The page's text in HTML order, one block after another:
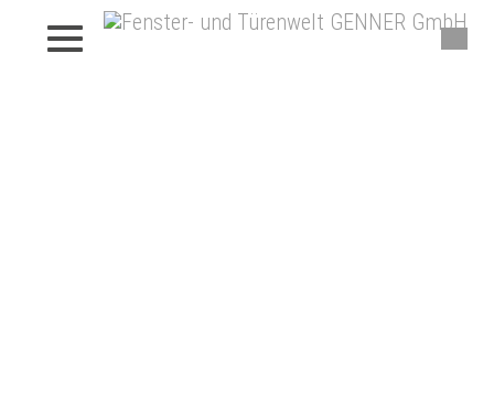
Beschattungen von Genner